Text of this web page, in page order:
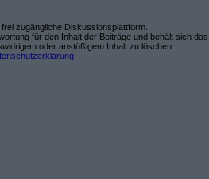
zugängliche Diskussionsplattform.
für den Inhalt der Beiträge und behält sich das
oder anstößigem Inhalt zu löschen.